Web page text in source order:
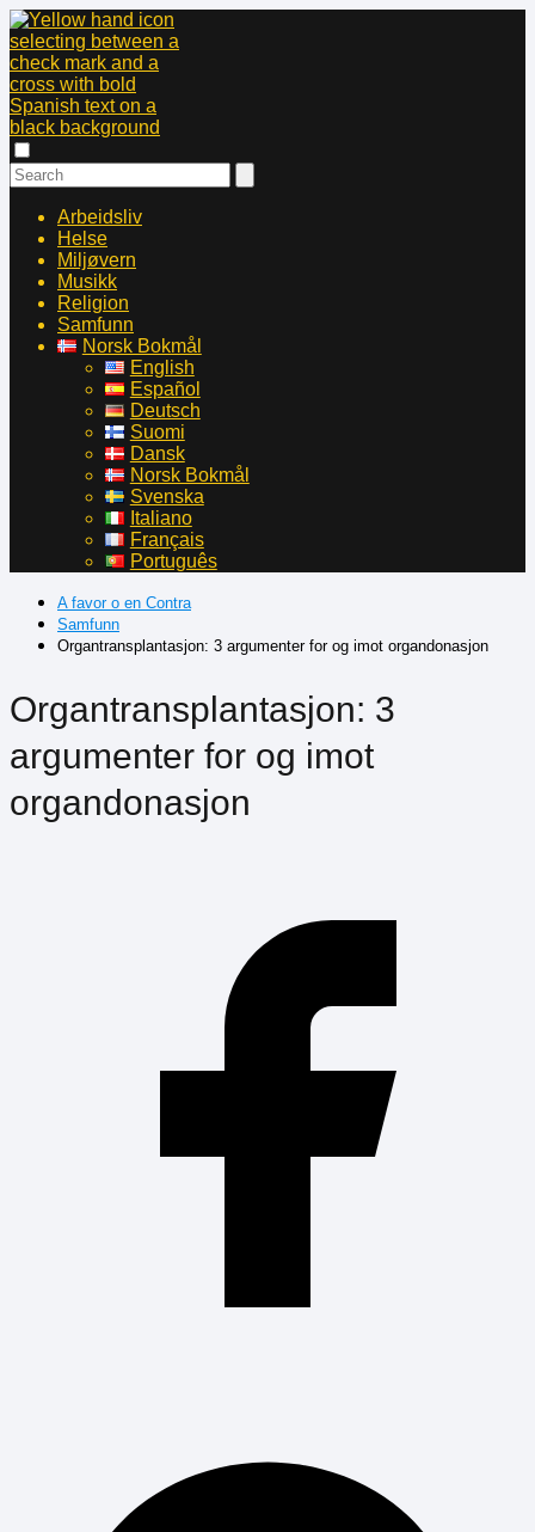
Arbeidsliv
Helse
Miljøvern
Musikk
Religion
Samfunn
Norsk Bokmål
English
Español
Deutsch
Suomi
Dansk
Norsk Bokmål
Svenska
Italiano
Français
Português
A favor o en Contra
Samfunn
Organtransplantasjon: 3 argumenter for og imot organdonasjon
Organtransplantasjon: 3
argumenter for og imot
organdonasjon